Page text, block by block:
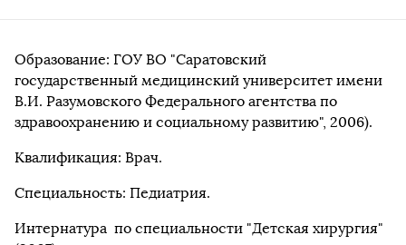
Образование: ГОУ ВО "Саратовский
государственный медицинский университет имени
В.И. Разумовского Федерального агентства по
здравоохранению и социальному развитию", 2006).
Квалификация: Врач.
Специальность: Педиатрия.
Интернатура по специальности "Детская хирургия"